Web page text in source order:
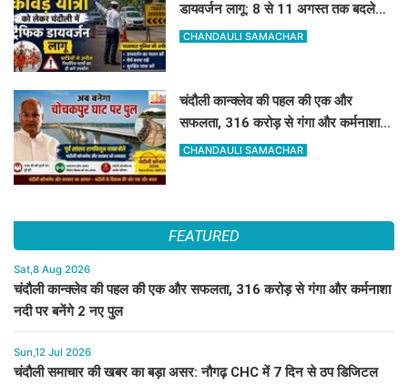
डायवर्जन लागू: 8 से 11 अगस्त तक बदले
रहेंगे ये रास्ते, देखें पूरी लिस्ट
CHANDAULI SAMACHAR
चंदौली कान्क्लेव की पहल की एक और
सफलता, 316 करोड़ से गंगा और कर्मनाशा
नदी पर बनेंगे 2 नए पुल
CHANDAULI SAMACHAR
FEATURED
Sat,8 Aug 2026
चंदौली कान्क्लेव की पहल की एक और सफलता, 316 करोड़ से गंगा और कर्मनाशा
नदी पर बनेंगे 2 नए पुल
Sun,12 Jul 2026
चंदौली समाचार की खबर का बड़ा असर: नौगढ़ CHC में 7 दिन से ठप डिजिटल